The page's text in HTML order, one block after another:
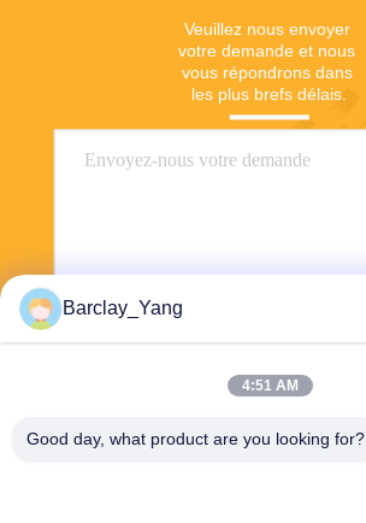
Veuillez nous envoyer
votre demande et nous
vous répondrons dans
les plus brefs délais.
Barclay_Yang
4:51 AM
Good day, what product are you looking for?